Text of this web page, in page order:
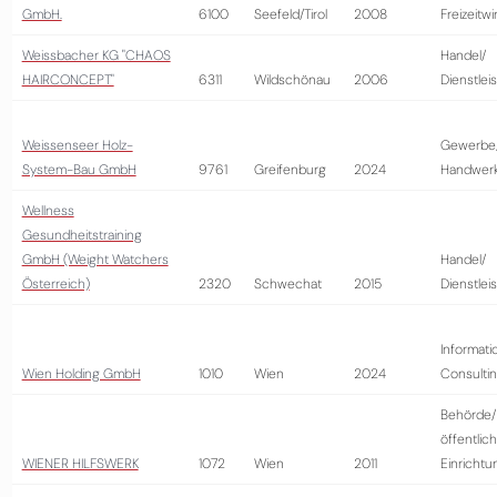
GmbH. 6100 Seefeld/Tirol 2008
Weissbacher KG "CHAOS
HAIRCONCEPT"
6311 Wildschönau 2006
Handel/
Weissenseer Holz-
System-Bau GmbH
9761 Greifenburg 2024
Wellness
Gesundheitstraining
GmbH (Weight Watchers
Österreich)
2320 Schwechat 2015
Handel/
Wien Holding GmbH 1010 Wien 2024
WIENER HILFSWERK 1072 Wien 2011
Behörde/